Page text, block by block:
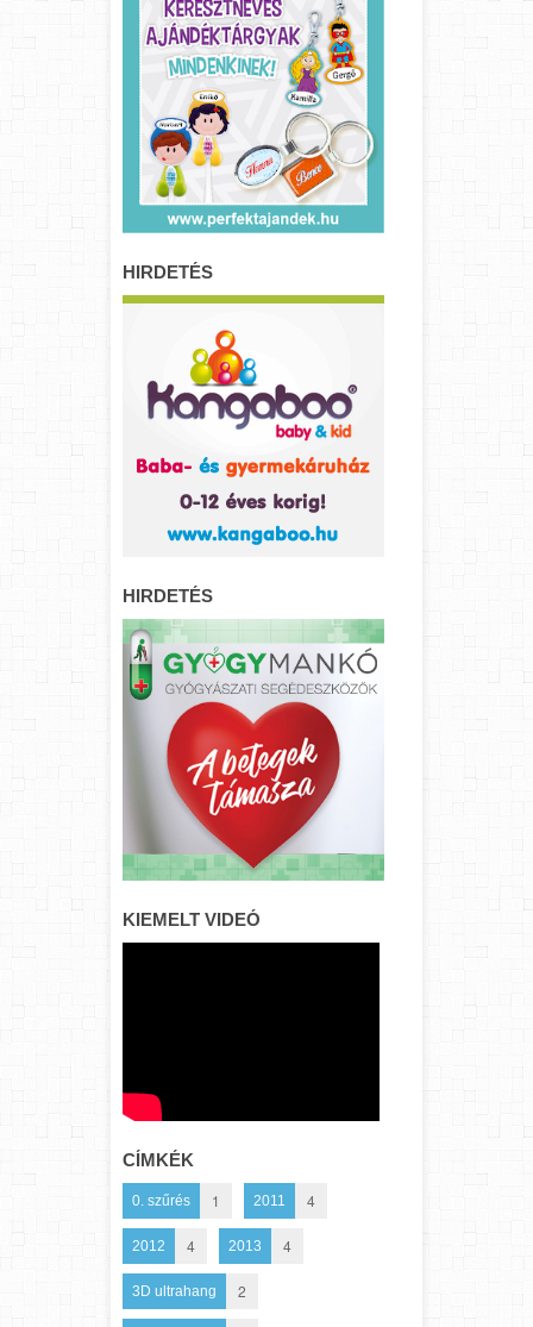
HIRDETÉS
HIRDETÉS
KIEMELT VIDEÓ
CÍMKÉK
0. szűrés 1 2011 4
2012 4 2013 4
3D ultrahang 2